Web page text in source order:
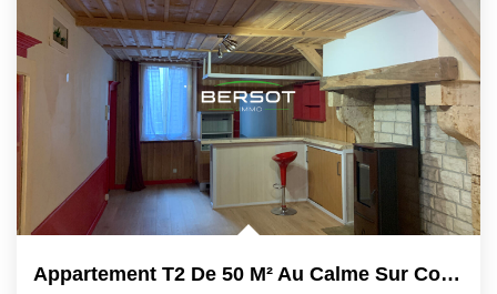
Appartement T2 De 50 M² Au Calme Sur Cour En Plein...